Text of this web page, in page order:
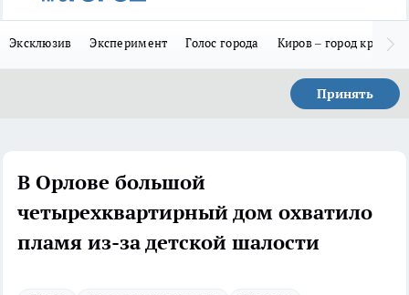
Эксклюзив Эксперимент Голос города Киров – город
Принять
В Орлове большой
четырехквартирный дом охватило
пламя из-за детской шалости